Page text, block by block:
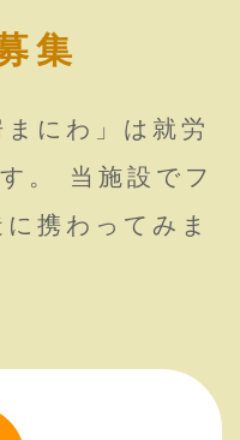
集
まにわ」は就労
。 当施設でフ
携わってみま